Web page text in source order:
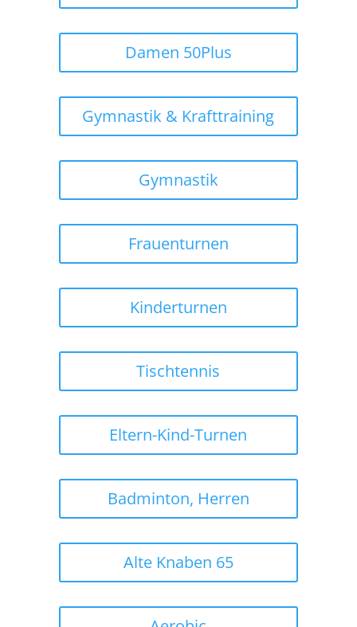
Damen 50Plus
Gymnastik & Krafttraining
Gymnastik
Frauenturnen
Kinderturnen
Tischtennis
Eltern-Kind-Turnen
Badminton, Herren
Alte Knaben 65